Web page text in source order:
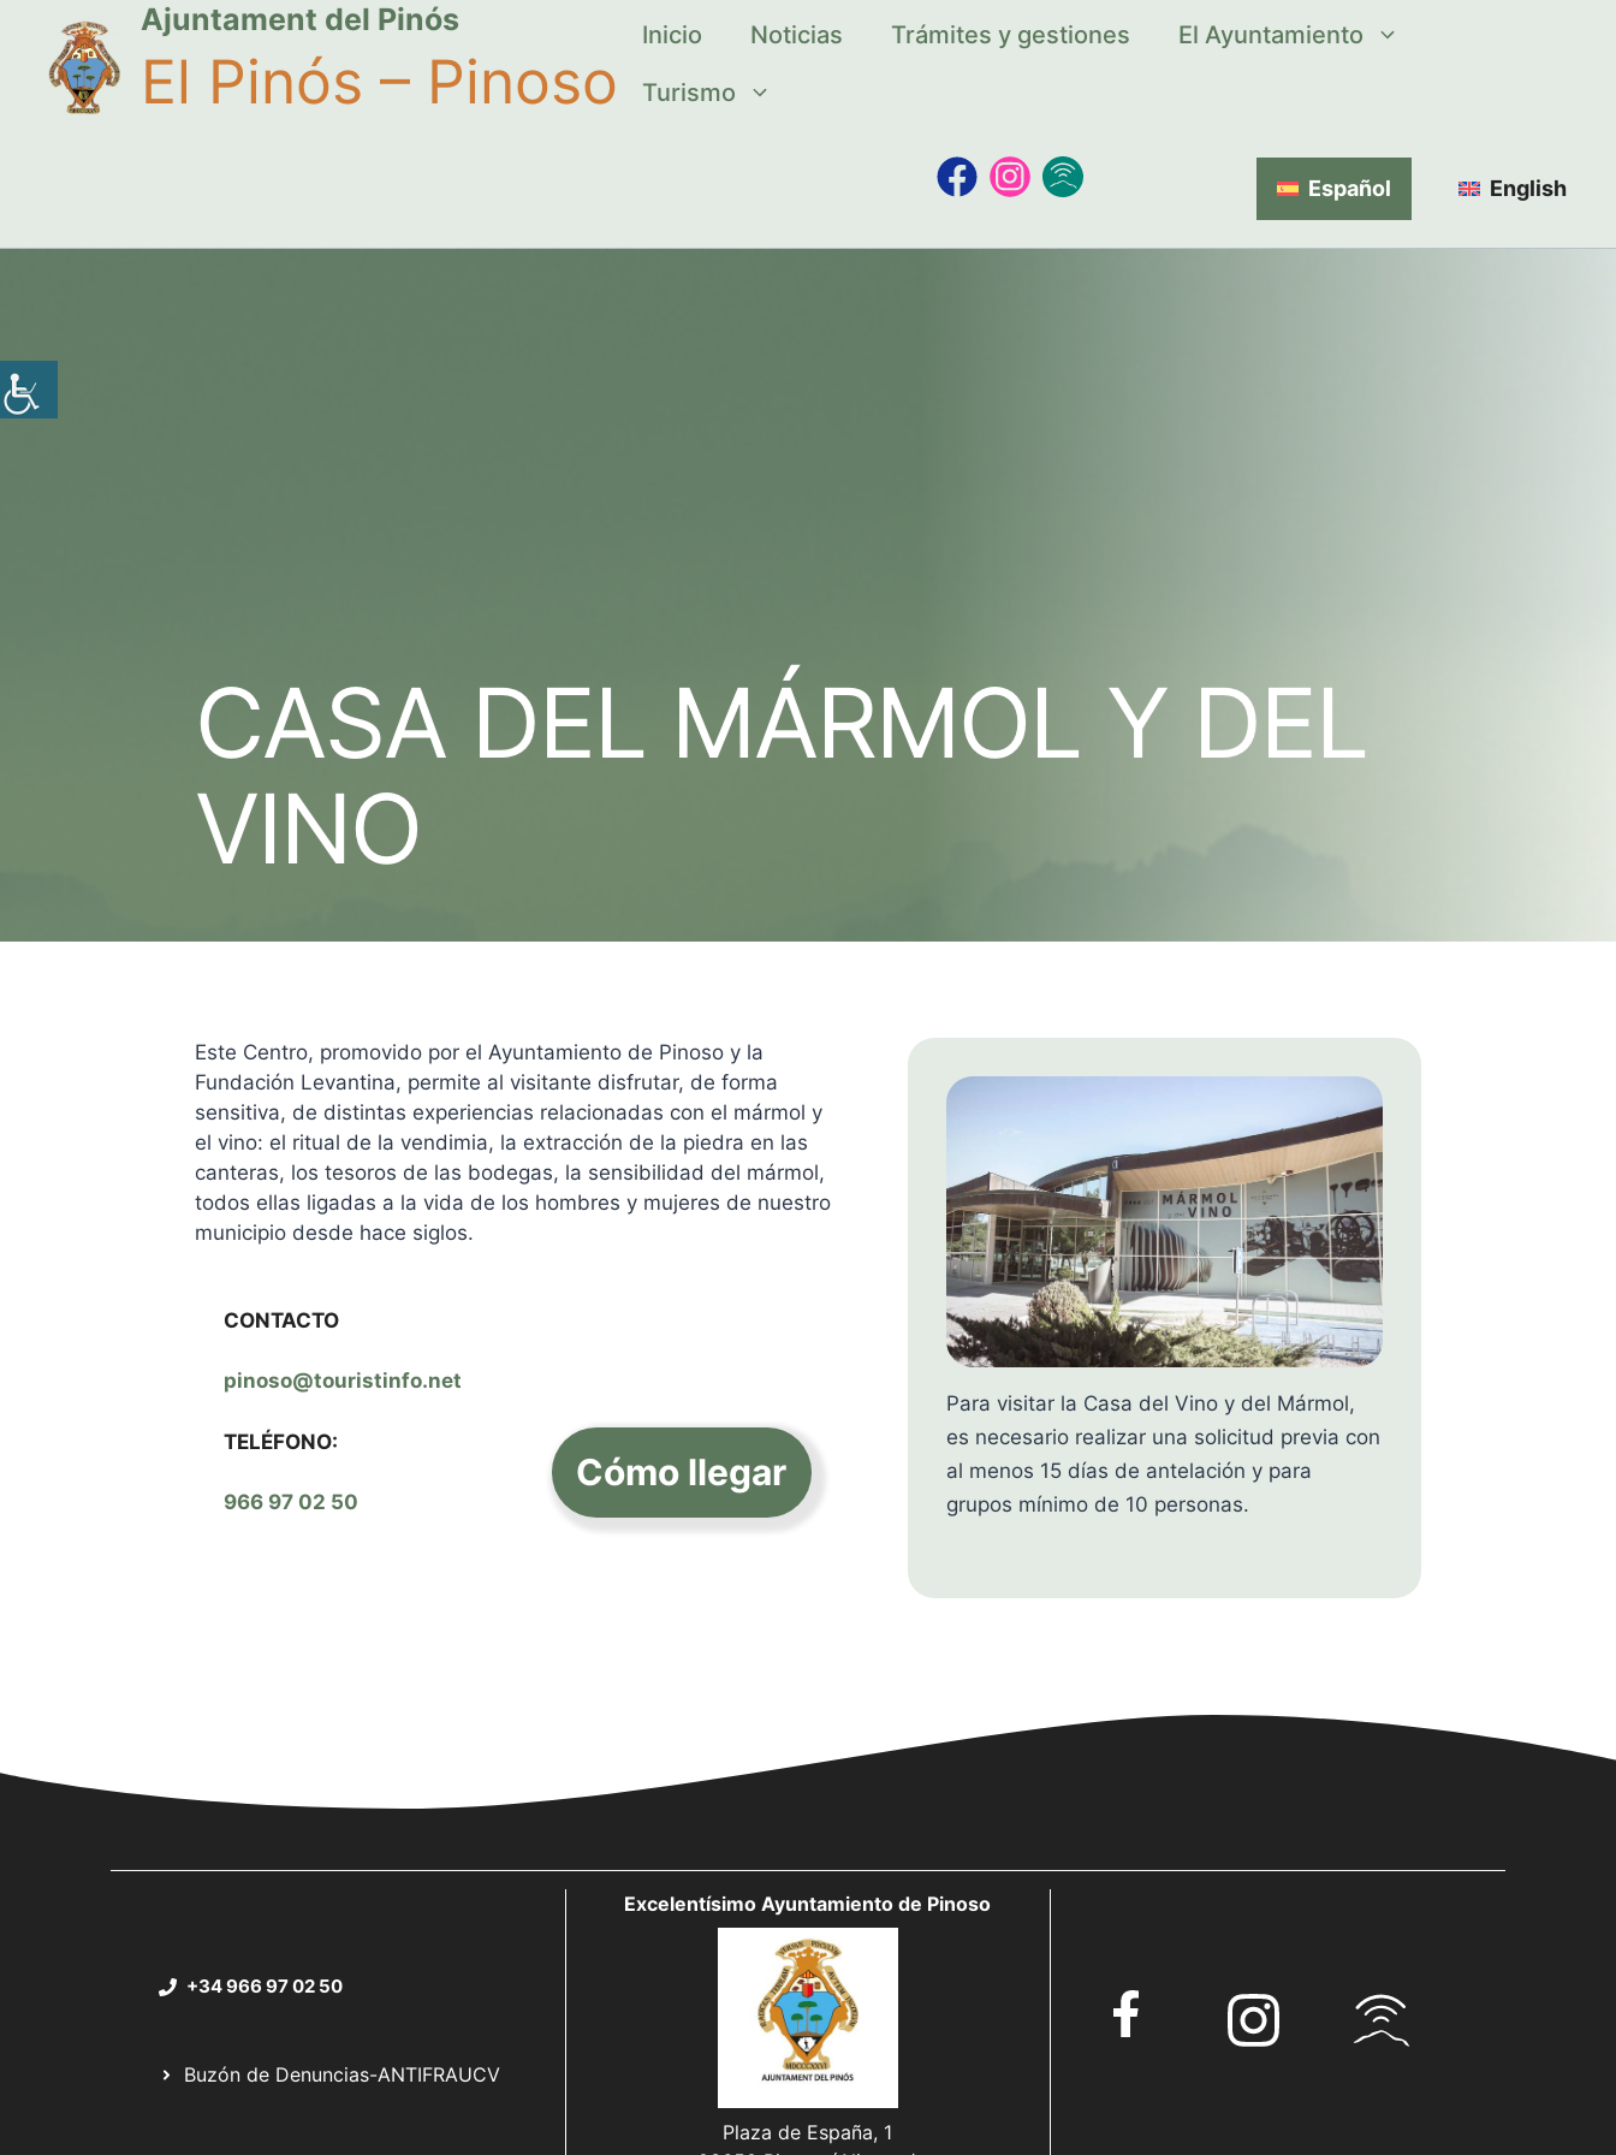
Ajuntament del Pinós
El Pinós – Pinoso
Inicio Noticias Trámites y gestiones
El Ayuntamiento
Turismo
Español English
CASA DEL MÁRMOL Y DEL
VINO
Este Centro, promovido por el Ayuntamiento de Pinoso y la
Fundación Levantina, permite al visitante disfrutar, de forma
sensitiva, de distintas experiencias relacionadas con el mármol y
el vino: el ritual de la vendimia, la extracción de la piedra en las
canteras, los tesoros de las bodegas, la sensibilidad del mármol,
todos ellas ligadas a la vida de los hombres y mujeres de nuestro
municipio desde hace siglos.
CONTACTO
pinoso@touristinfo.net
TELÉFONO:
966 97 02 50
Cómo llegar
Para visitar la Casa del Vino y del Mármol,
es necesario realizar una solicitud previa con
al menos 15 días de antelación y para
grupos mínimo de 10 personas.
+34 966 97 02 50
Buzón de Denuncias-ANTIFRAUCV
Excelentísimo Ayuntamiento de Pinoso
Plaza de España, 1